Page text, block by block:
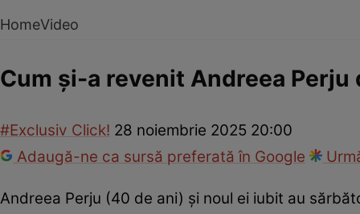
HomeVideo
Cum și-a revenit Andreea Perju
#Exclusiv Click! 28 noiembrie 2025 20:00
Adaugă-ne ca sursă preferată în Google
Andreea Perju (40 de ani) și noul ei iubit au